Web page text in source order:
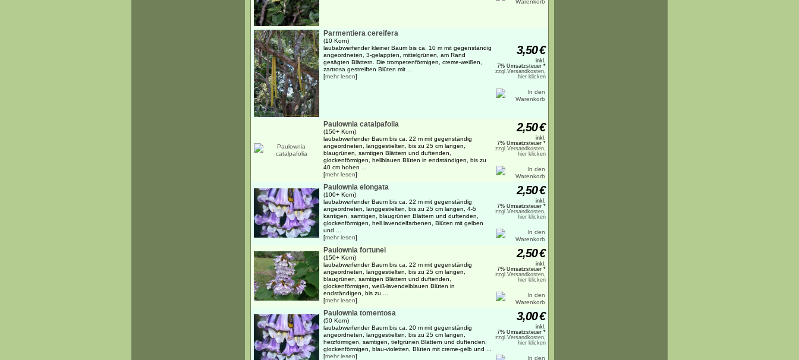
Parmentiera cereifera
(10 Korn)
laubabwerfender kleiner Baum bis ca. 10 m mit gegenständig
angeordneten, 3-gelappten, mittelgrünen, am Rand
gesägten Blättern. Die trompetenförmigen, creme-weißen,
zartrosa gestreiften Blüten mit ...
[mehr lesen]
3,50€
inkl.
7% Umsatzsteuer *
zzgl.Versandkosten,
hier klicken
Paulownia catalpafolia
(150+ Korn)
laubabwerfender Baum bis ca. 22 m mit gegenständig
angeordneten, langgestielten, bis zu 25 cm langen,
blaugrünen, samtigen Blättern und duftenden,
glockenförmigen, hellblauen Blüten in endständigen, bis zu
40 cm hohen ...
[mehr lesen]
2,50€
inkl.
7% Umsatzsteuer *
zzgl.Versandkosten,
hier klicken
Paulownia elongata
(100+ Korn)
laubabwerfender Baum bis ca. 22 m mit gegenständig
angeordneten, langgestielten, bis zu 25 cm langen, 4-5
kantigen, samtigen, blaugrünen Blättern und duftenden,
glockenförmigen, hell lavendelfarbenen, Blüten mit gelben
und ...
[mehr lesen]
2,50€
inkl.
7% Umsatzsteuer *
zzgl.Versandkosten,
hier klicken
Paulownia fortunei
(150+ Korn)
laubabwerfender Baum bis ca. 22 m mit gegenständig
angeordneten, langgestielten, bis zu 25 cm langen,
blaugrünen, samtigen Blättern und duftenden,
glockenförmigen, weiß-lavendelblauen Blüten in
endständigen, bis zu ...
[mehr lesen]
2,50€
inkl.
7% Umsatzsteuer *
zzgl.Versandkosten,
hier klicken
Paulownia tomentosa
(50 Korn)
laubabwerfender Baum bis ca. 20 m mit gegenständig
angeordneten, langgestielten, bis zu 25 cm langen,
herzförmigen, samtigen, tiefgrünen Blättern und duftenden,
glockenförmigen, blau-violetten, Blüten mit creme-gelb und ...
[mehr lesen]
3,00€
inkl.
7% Umsatzsteuer *
zzgl.Versandkosten,
hier klicken